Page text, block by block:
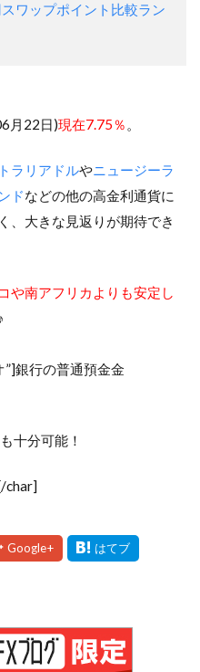
ワップポイント比較ラン
月22日)現在7.75％ 。
ラリアドルやニュージーラ
ドなどの他の高金利通貨に
、大きな見返りが期待でき
や南アフリカよりも安定し
”]銀行の普通預金金
も十分可能！
char]